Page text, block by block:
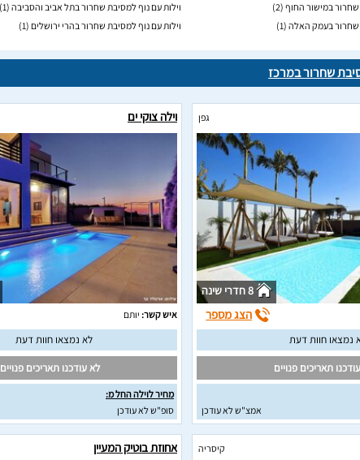
שחרור במישור החוף (2) וילות עם נוף למסיבת שחרור בתל אביב והסביבה (1)
שחרור בעמק האלה (1) וילות עם נוף למסיבת שחרור בהרי ירושלים (1)
שחרור במרכז
גפן
8 חדרי שינה
הצג מספר
נמצאו חוות דעת
תאריכים פנויים
אמצ"ש לא עודכן
וילה צוקי ים
איש קשר: יותם
לא נמצאו חוות דעת
לא עודכנו תאריכים פנויים
מחיר לוילה החל מ:
סופ"ש לא עודכן
קיסריה אחוזת בוטיק המעיין